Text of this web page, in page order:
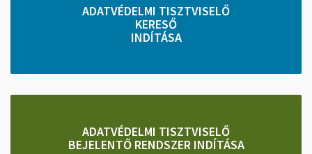
ADATVÉDELMI TISZTVISELŐ
KERESŐ
INDÍTÁSA
ADATVÉDELMI TISZTVISELŐ
BEJELENTŐ RENDSZER INDÍTÁSA